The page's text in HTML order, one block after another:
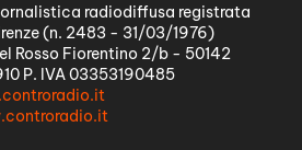
radiodiffusa registrata
(n. 2483 - 31/03/1976)
Rosso Fiorentino 2/b - 50142
P. IVA 03353190485